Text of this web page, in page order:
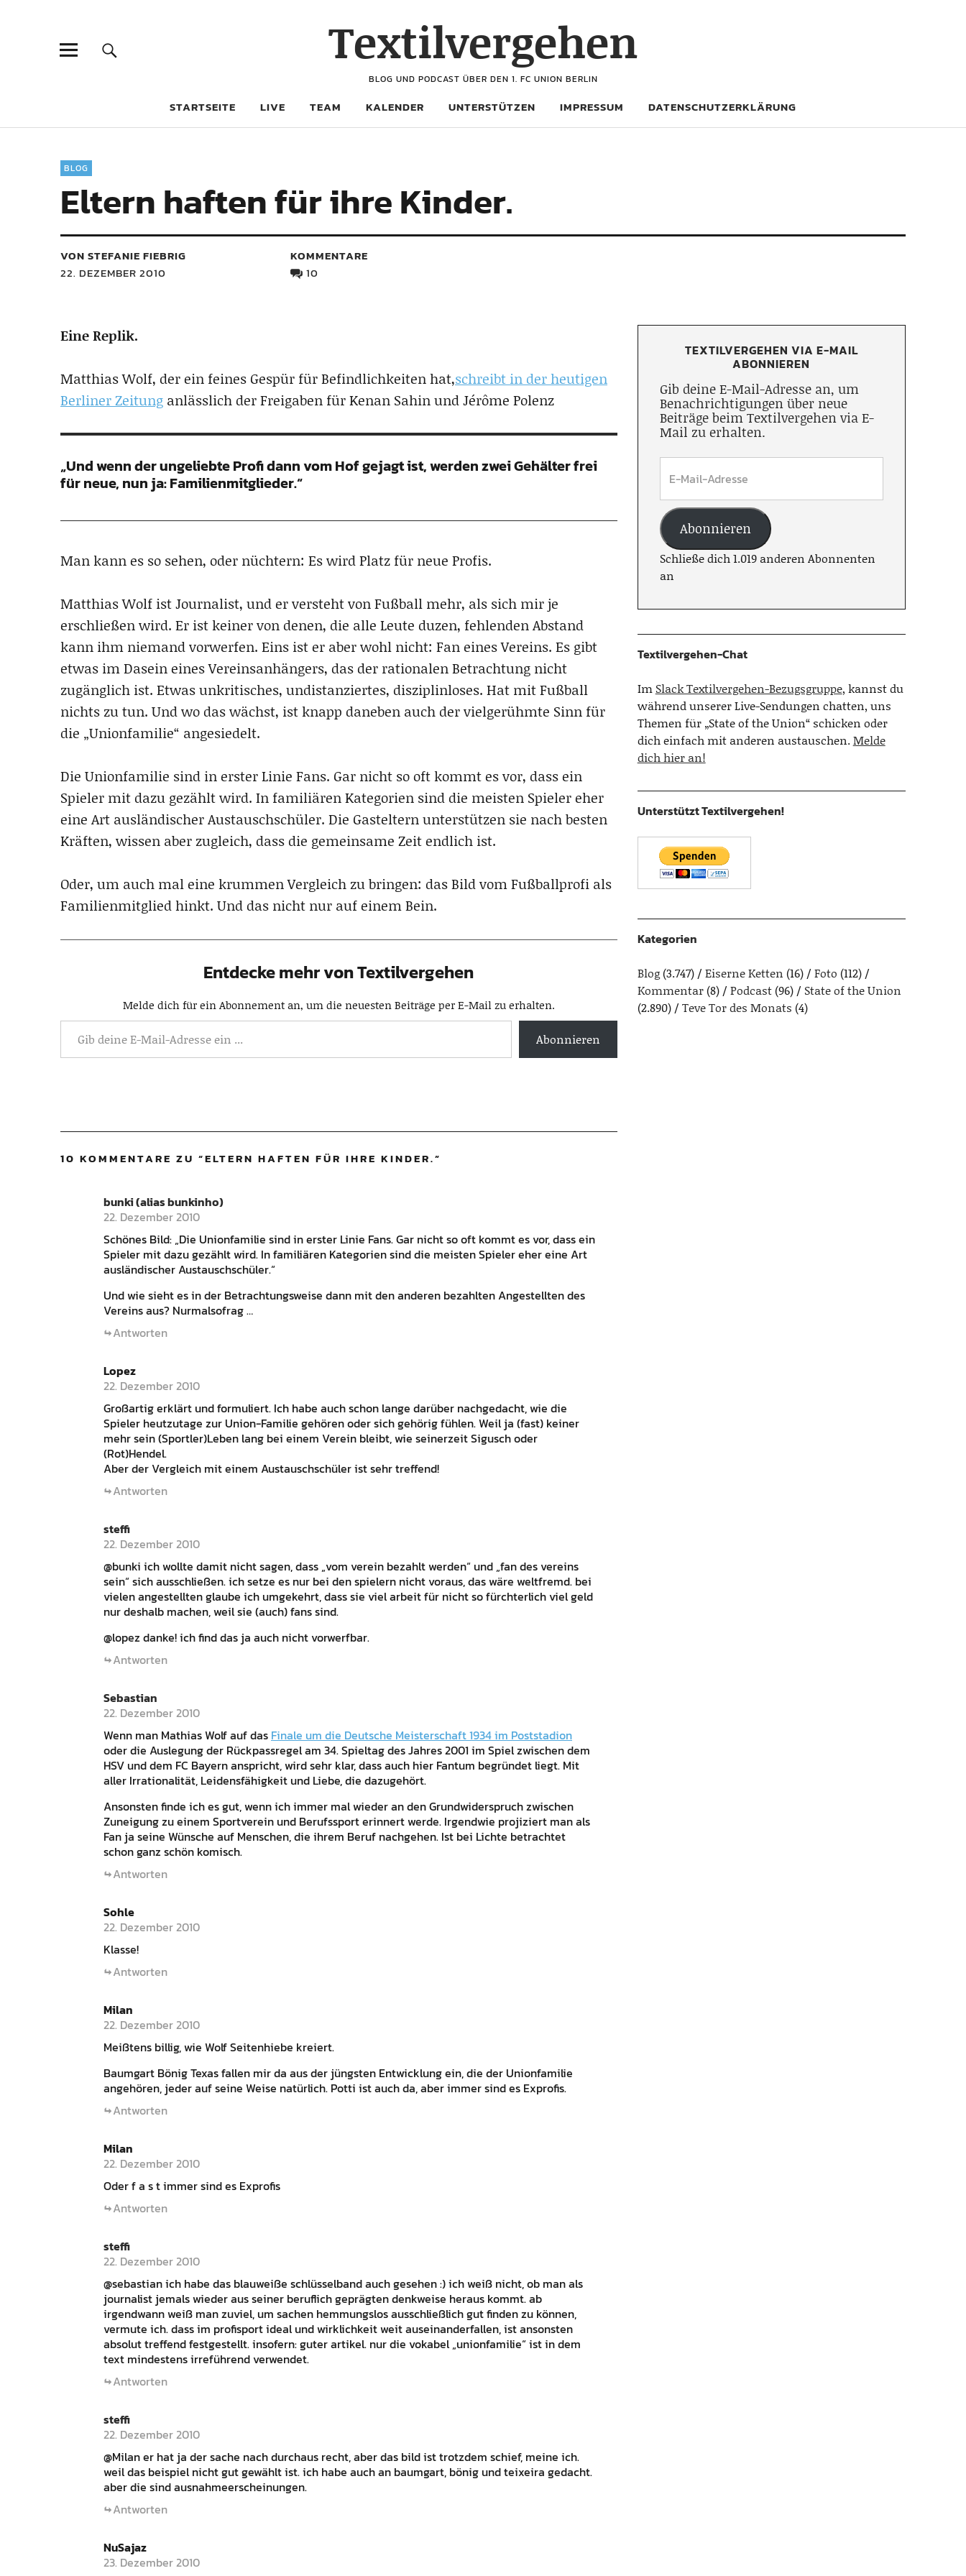
Textilvergehen
BLOG UND PODCAST ÜBER DEN 1. FC UNION BERLIN
STARTSEITE LIVE TEAM KALENDER UNTERSTÜTZEN IMPRESSUM DATENSCHUTZERKLÄRUNG
BLOG
Eltern haften für ihre Kinder.
VON STEFANIE FIEBRIG
22. DEZEMBER 2010
KOMMENTARE
10
Eine Replik.
Matthias Wolf, der ein feines Gespür für Befindlichkeiten hat,schreibt in der heutigen
Berliner Zeitung anlässlich der Freigaben für Kenan Sahin und Jérôme Polenz
„Und wenn der ungeliebte Profi dann vom Hof gejagt ist, werden zwei Gehälter frei
für neue, nun ja: Familienmitglieder.“
Man kann es so sehen, oder nüchtern: Es wird Platz für neue Profis.
Matthias Wolf ist Journalist, und er versteht von Fußball mehr, als sich mir je
erschließen wird. Er ist keiner von denen, die alle Leute duzen, fehlenden Abstand
kann ihm niemand vorwerfen. Eins ist er aber wohl nicht: Fan eines Vereins. Es gibt
etwas im Dasein eines Vereinsanhängers, das der rationalen Betrachtung nicht
zugänglich ist. Etwas unkritisches, undistanziertes, disziplinloses. Hat mit Fußball
nichts zu tun. Und wo das wächst, ist knapp daneben auch der vielgerühmte Sinn für
die „Unionfamilie“ angesiedelt.
Die Unionfamilie sind in erster Linie Fans. Gar nicht so oft kommt es vor, dass ein
Spieler mit dazu gezählt wird. In familiären Kategorien sind die meisten Spieler eher
eine Art ausländischer Austauschschüler. Die Gasteltern unterstützen sie nach besten
Kräften, wissen aber zugleich, dass die gemeinsame Zeit endlich ist.
Oder, um auch mal eine krummen Vergleich zu bringen: das Bild vom Fußballprofi als
Familienmitglied hinkt. Und das nicht nur auf einem Bein.
Entdecke mehr von Textilvergehen
Melde dich für ein Abonnement an, um die neuesten Beiträge per E-Mail zu erhalten.
Abonnieren
10 KOMMENTARE ZU “ELTERN HAFTEN FÜR IHRE KINDER.”
bunki (alias bunkinho)
22. Dezember 2010
Schönes Bild: „Die Unionfamilie sind in erster Linie Fans. Gar nicht so oft kommt es vor, dass ein
Spieler mit dazu gezählt wird. In familiären Kategorien sind die meisten Spieler eher eine Art
ausländischer Austauschschüler.“
Und wie sieht es in der Betrachtungsweise dann mit den anderen bezahlten Angestellten des
Vereins aus? Nurmalsofrag …
Antworten
Lopez
22. Dezember 2010
Großartig erklärt und formuliert. Ich habe auch schon lange darüber nachgedacht, wie die
Spieler heutzutage zur Union-Familie gehören oder sich gehörig fühlen. Weil ja (fast) keiner
mehr sein (Sportler)Leben lang bei einem Verein bleibt, wie seinerzeit Sigusch oder
(Rot)Hendel.
Aber der Vergleich mit einem Austauschschüler ist sehr treffend!
Antworten
steffi
22. Dezember 2010
@bunki ich wollte damit nicht sagen, dass „vom verein bezahlt werden“ und „fan des vereins
sein“ sich ausschließen. ich setze es nur bei den spielern nicht voraus, das wäre weltfremd. bei
vielen angestellten glaube ich umgekehrt, dass sie viel arbeit für nicht so fürchterlich viel geld
nur deshalb machen, weil sie (auch) fans sind.
@lopez danke! ich find das ja auch nicht vorwerfbar.
Antworten
Sebastian
22. Dezember 2010
Wenn man Mathias Wolf auf das Finale um die Deutsche Meisterschaft 1934 im Poststadion
oder die Auslegung der Rückpassregel am 34. Spieltag des Jahres 2001 im Spiel zwischen dem
HSV und dem FC Bayern anspricht, wird sehr klar, dass auch hier Fantum begründet liegt. Mit
aller Irrationalität, Leidensfähigkeit und Liebe, die dazugehört.
Ansonsten finde ich es gut, wenn ich immer mal wieder an den Grundwiderspruch zwischen
Zuneigung zu einem Sportverein und Berufssport erinnert werde. Irgendwie projiziert man als
Fan ja seine Wünsche auf Menschen, die ihrem Beruf nachgehen. Ist bei Lichte betrachtet
schon ganz schön komisch.
Antworten
Sohle
22. Dezember 2010
Klasse!
Antworten
Milan
22. Dezember 2010
Meißtens billig, wie Wolf Seitenhiebe kreiert.
Baumgart Bönig Texas fallen mir da aus der jüngsten Entwicklung ein, die der Unionfamilie
angehören, jeder auf seine Weise natürlich. Potti ist auch da, aber immer sind es Exprofis.
Antworten
Milan
22. Dezember 2010
Oder f a s t immer sind es Exprofis
Antworten
steffi
22. Dezember 2010
@sebastian ich habe das blauweiße schlüsselband auch gesehen :) ich weiß nicht, ob man als
journalist jemals wieder aus seiner beruflich geprägten denkweise heraus kommt. ab
irgendwann weiß man zuviel, um sachen hemmungslos ausschließlich gut finden zu können,
vermute ich. dass im profisport ideal und wirklichkeit weit auseinanderfallen, ist ansonsten
absolut treffend festgestellt. insofern: guter artikel. nur die vokabel „unionfamilie“ ist in dem
text mindestens irreführend verwendet.
Antworten
steffi
22. Dezember 2010
@Milan er hat ja der sache nach durchaus recht, aber das bild ist trotzdem schief, meine ich.
weil das beispiel nicht gut gewählt ist. ich habe auch an baumgart, bönig und teixeira gedacht.
aber die sind ausnahmeerscheinungen.
Antworten
NuSajaz
23. Dezember 2010
TEXTILVERGEHEN VIA E-MAIL
ABONNIEREN
Gib deine E-Mail-Adresse an, um
Benachrichtigungen über neue
Beiträge beim Textilvergehen via E-
Mail zu erhalten.
Abonnieren
Schließe dich 1.019 anderen Abonnenten
an
Textilvergehen-Chat
Im Slack Textilvergehen-Bezugsgruppe, kannst du
während unserer Live-Sendungen chatten, uns
Themen für „State of the Union“ schicken oder
dich einfach mit anderen austauschen.Melde
dich hier an!
Unterstützt Textilvergehen!
Kategorien
Blog(3.747) Eiserne Ketten (16) Foto (112)
Kommentar(8) Podcast(96)
State of the Union
(2.890)
Teve Tor des Monats (4)